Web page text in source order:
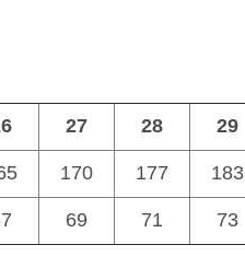
27 28 29
170 177 183
69 71 73